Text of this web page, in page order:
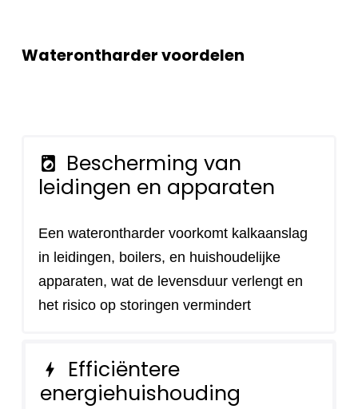
Waterontharder voordelen
local_laundry_service
Bescherming van
leidingen en apparaten
Een waterontharder voorkomt kalkaanslag
in leidingen, boilers, en huishoudelijke
apparaten, wat de levensduur verlengt en
het risico op storingen vermindert
bolt
Efficiëntere
energiehuishouding